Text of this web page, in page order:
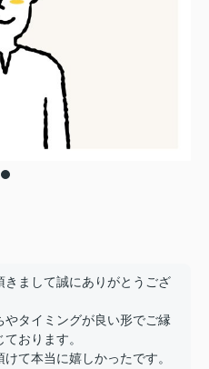
きまして誠にありがとうござ
やタイミングが良い形でご縁
おります。
て本当に嬉しかったです。